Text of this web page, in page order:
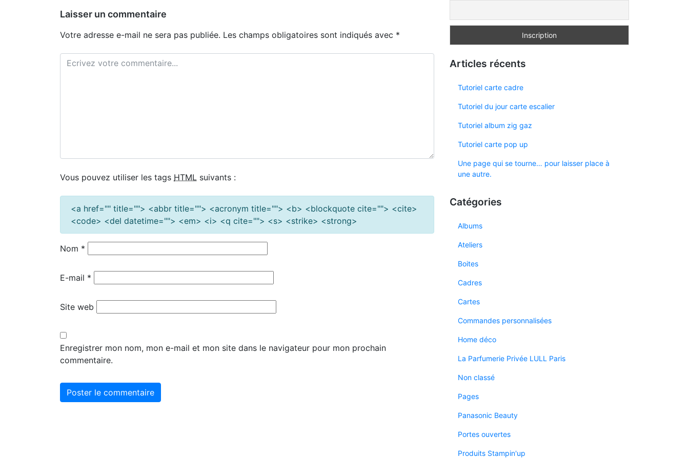
Laisser un commentaire
Votre adresse e-mail ne sera pas publiée. Les champs obligatoires sont indiqués avec *
Vous pouvez utiliser les tags HTML suivants :
<a href="" title=""> <abbr title=""> <acronym title=""> <b> <blockquote cite=""> <cite>
<code> <del datetime=""> <em> <i> <q cite=""> <s> <strike> <strong>
Nom *
E-mail *
Site web
Enregistrer mon nom, mon e-mail et mon site dans le navigateur pour mon prochain
commentaire.
Articles récents
Tutoriel carte cadre
Tutoriel du jour carte escalier
Tutoriel album zig gaz
Tutoriel carte pop up
Une page qui se tourne… pour laisser place à
une autre.
Catégories
Albums
Ateliers
Boites
Cadres
Cartes
Commandes personnalisées
Home déco
La Parfumerie Privée LULL Paris
Non classé
Pages
Panasonic Beauty
Portes ouvertes
Produits Stampin'up